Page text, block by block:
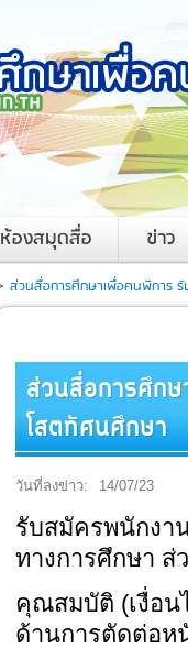
ห้องสมุดสื่อ ข่าว
ส่วนสื่อการศึกษาเพื่อคนพิการ
ส่วนสื่อการศึก
โสตทัศนศึกษา
วันที่ลงข่าว: 14/07/23
รับสมัครพนักงา
ทางการศึกษา
คุณสมบัติ (เงื่อน
ด้านการตัดต่อห